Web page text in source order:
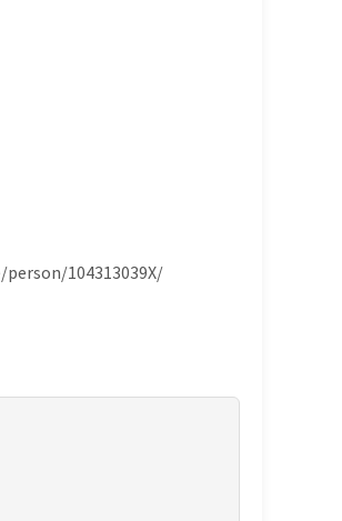
person/104313039X/